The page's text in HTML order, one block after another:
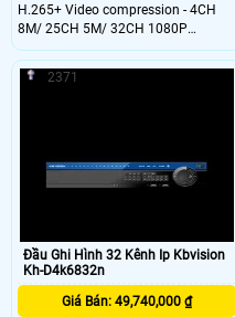
H.265+ Video compression - 4CH
8M/ 25CH 5M/ 32CH 1080P
recording - VGA/HDMI simultaneous
video output - All channel
synchronous real time playback &
Đầu Ghi Hình 32 Kênh Ip Kbvision
Kh-D4k6832n
Giá Bán: 49,740,000 ₫
2371